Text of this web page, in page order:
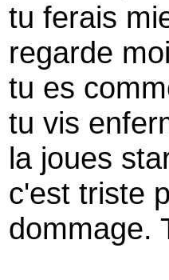
tu ferais
regarde
tu es
tu vis
la joues
c'est triste
dommage.